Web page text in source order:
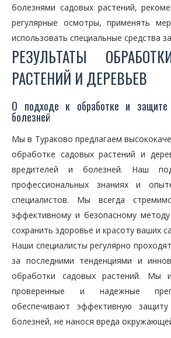
болезнями садовых растений,
регулярные осмотры, применять
использовать специальные средства
РЕЗУЛЬТАТЫ
РАСТЕНИЙ И ДЕРЕВЬЕВ
О подходе к обработке и
болезней
Мы в Тураково предлагаем
обработке садовых растений и
вредителей и болезней. Наш
профессиональных знаниях и
специалистов. Мы всегда
эффективному и безопасному
сохранить здоровье и красоту ваших
Наши специалисты регулярно
за последними тенденциями и
обработки садовых растений. Мы
проверенные и надежные
обеспечивают эффективную
болезней, не нанося вреда